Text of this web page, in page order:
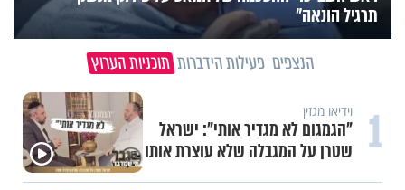
תרגיל הונאה"
הנצפים פעילות הידברות תוכניות הערוץ
1 וידיאו מגזין
"הגמגום לא מגדיר אותי": ישראל
שטרן על המגבלה שלא עוצרת אותו